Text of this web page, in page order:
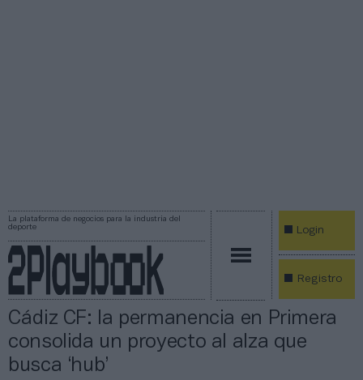
La plataforma de negocios para la industria del
deporte
Login
Registro
Cádiz CF: la permanencia en Primera
consolida un proyecto al alza que
busca ‘hub’